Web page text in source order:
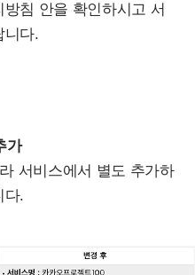
침 안을 확인하시고 서
니다.
가
서비스에서 별도 추가하
다.